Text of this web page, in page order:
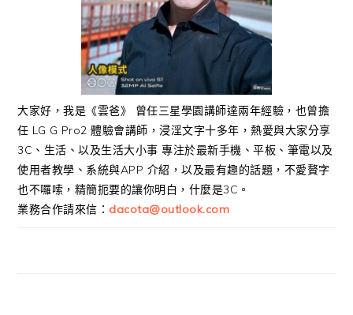
大家好，我是《雲爸》 曾任三星學園講師達兩年經驗，也曾擔
任 LG G Pro2 體驗會講師，浸淫文字十多年，熱愛與大家分享
3C、生活、以及生活大小事 專注於最新手機、平板、筆電以及
使用者教學、系統與APP 介紹，以及最有趣的話題，不愛贅字
也不囉嗦，精簡扼要的讓你明白，什麼是3C。
業務合作請來信： dacota@outlook.com